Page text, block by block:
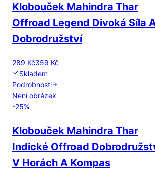
Klobouček Mahindra Thar
Offroad Legend Divoká Síla
Dobrodružství
289 Kč359 Kč
Skladem
Podrobnosti
Není obrázek
-25%
Klobouček Mahindra Thar
Indické Offroad
V Horách A Kompas